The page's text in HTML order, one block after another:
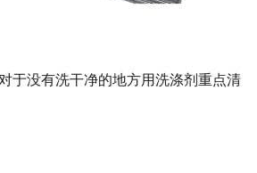
于没有洗干净的地方用洗涤剂重点清